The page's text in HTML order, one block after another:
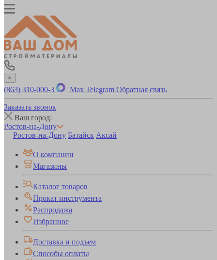
×
(863) 310-000-3 Max Telegram Обратная связь
Заказать звонок
Ваш город:
Ростов-на-Дону
Ростов-на-Дону Батайск Аксай
О компании
Магазины
Каталог товаров
Прокат инструмента
Распродажа
Избранное
Доставка и подъем
Способы оплаты